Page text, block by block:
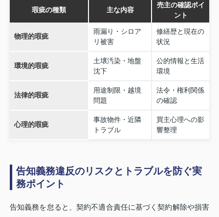
瑕疵の種類 主な内容
売主の確認ポイ
ント
物理的瑕疵
雨漏り・シロア
リ被害
修繕歴と現在の
状況
環境的瑕疵
土壌汚染・地盤
沈下
公的情報と生活
環境
法律的瑕疵
用途制限・越境
問題
法令・権利関係
の確認
心理的瑕疵
事故物件・近隣
トラブル
買主心理への影
響整理
告知義務違反のリスクとトラブルを防ぐ実
務ポイント
告知義務を怠ると、契約不適合責任に基づく契約解除や損害